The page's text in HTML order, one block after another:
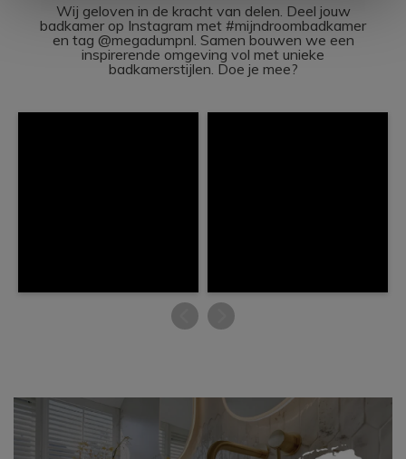
Wij geloven in de kracht van delen. Deel jouw
badkamer op Instagram met #mijndroombadkamer
en tag @megadumpnl. Samen bouwen we een
inspirerende omgeving vol met unieke
badkamerstijlen. Doe je mee?